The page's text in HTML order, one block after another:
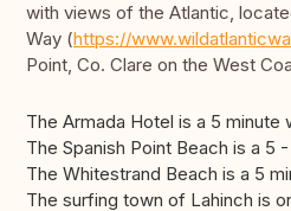
with views of the Atlantic,
Way (https://
Point, Co. Clare on the West
The Armada Hotel is a 5 minute
The Spanish Point Beach is a 5
The Whitestrand Beach is a 5
The surfing town of Lahinch is